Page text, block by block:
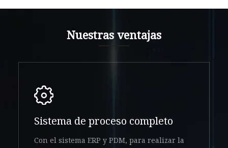
Nuestras ventajas
Sistema de proceso completo
Con el sistema ERP y PDM, para realizar la